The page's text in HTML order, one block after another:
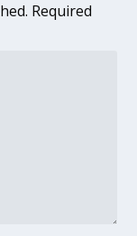
Required